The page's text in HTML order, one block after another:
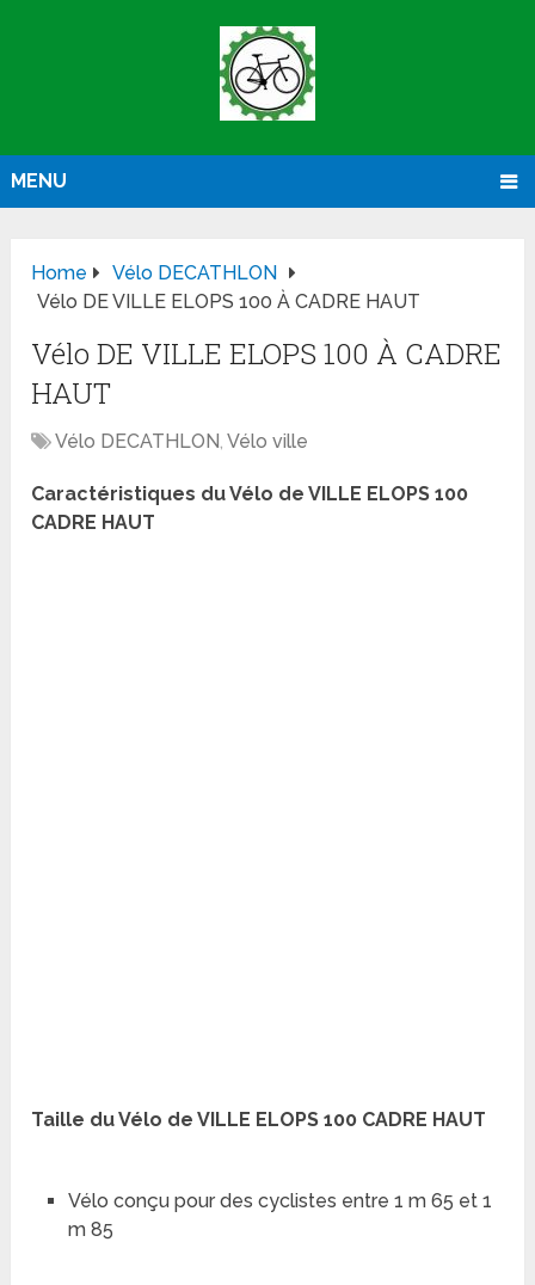
MENU
Home
Vélo DECATHLON
Vélo DE VILLE ELOPS 100 À CADRE HAUT
Vélo DE VILLE ELOPS 100 À CADRE
HAUT
Vélo DECATHLON,Vélo ville
Caractéristiques du Vélo de VILLE ELOPS 100
CADRE HAUT
Taille du Vélo de VILLE ELOPS 100 CADRE HAUT
Vélo conçu pour des cyclistes entre 1 m 65 et 1
m 85